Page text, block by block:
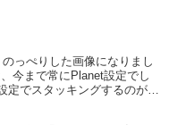
っぺりした画像になりまし
今まで常にPlanet設定でし
でスタッキングするのが正